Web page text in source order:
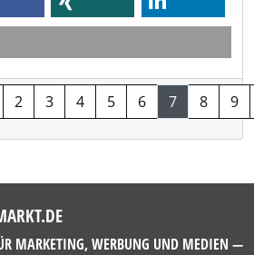
2 3 4 5 6 7 8 9
MARKETING, WERBUNG UND MEDIEN —